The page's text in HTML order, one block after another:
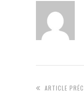
ARTICLE